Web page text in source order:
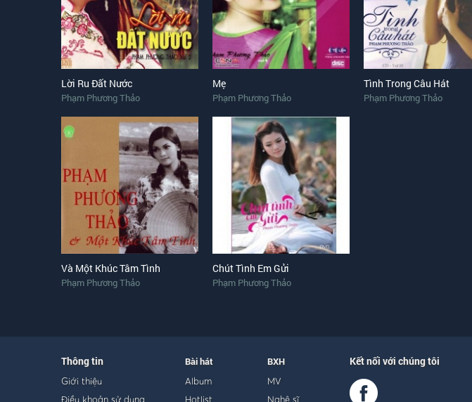
Lời Ru Đất Nước
Phạm Phương Thảo
Mẹ
Phạm Phương Thảo
Tình Trong Câu Hát
Phạm Phương Thảo
Và Một Khúc Tâm Tình
Phạm Phương Thảo
Chút Tình Em Gửi
Phạm Phương Thảo
Thông tin
Giới thiệu
Điều khoản sử dụng
Bài hát
Album
Hotlist
BXH
MV
Nghệ sĩ
Kết nối với chúng tôi